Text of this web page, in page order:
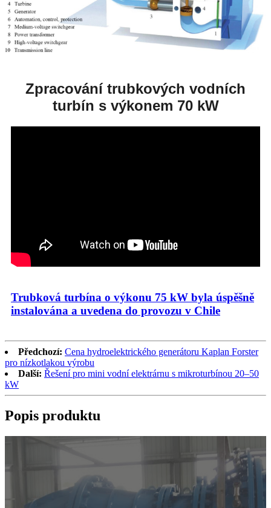
Zpracování trubkových vodních
turbín s výkonem 70 kW
Trubková turbína o výkonu 75 kW byla úspěšně
instalována a uvedena do provozu v Chile
Předchozí: Cena hydroelektrického generátoru Kaplan Forster
pro nízkotlakou výrobu
Další: Řešení pro mini vodní elektrárnu s mikroturbínou 20–50
kW
Popis produktu